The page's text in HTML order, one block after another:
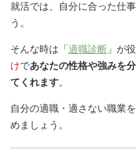
就活では、自分に合った仕
う。
そんな時は「適職診断 」が
けであなたの性格や強みを
てくれます。
自分の適職・適さない職業
めましょう。